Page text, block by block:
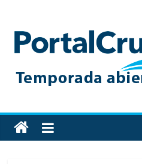
content
Toda
la